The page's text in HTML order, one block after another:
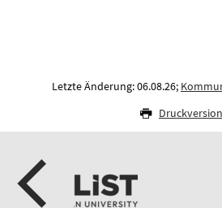
Letzte Änderung: 06.08.26;
Druckversion